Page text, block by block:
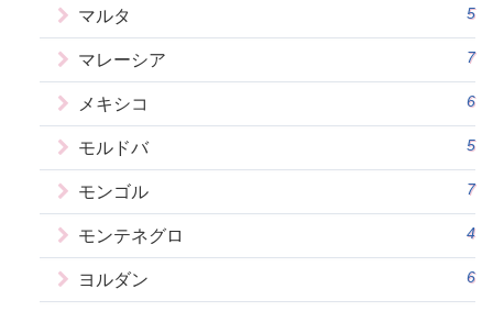
マルタ 5
マレーシア 7
メキシコ 6
モルドバ 5
モンゴル 7
モンテネグロ 4
ヨルダン 6